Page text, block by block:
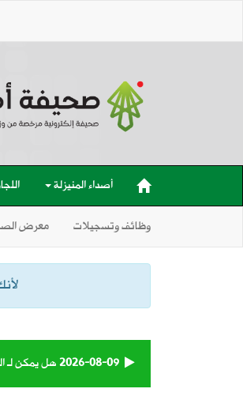
أصداء المنيزلة
وظائف وتسجيلات معرض
2026-08-09هل يمكن لـ